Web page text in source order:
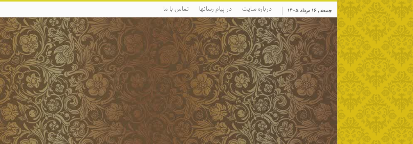
جمعه , ۱۶ مرداد ۱۴۰۵ درباره سایت در پیام رسانها تماس با ما